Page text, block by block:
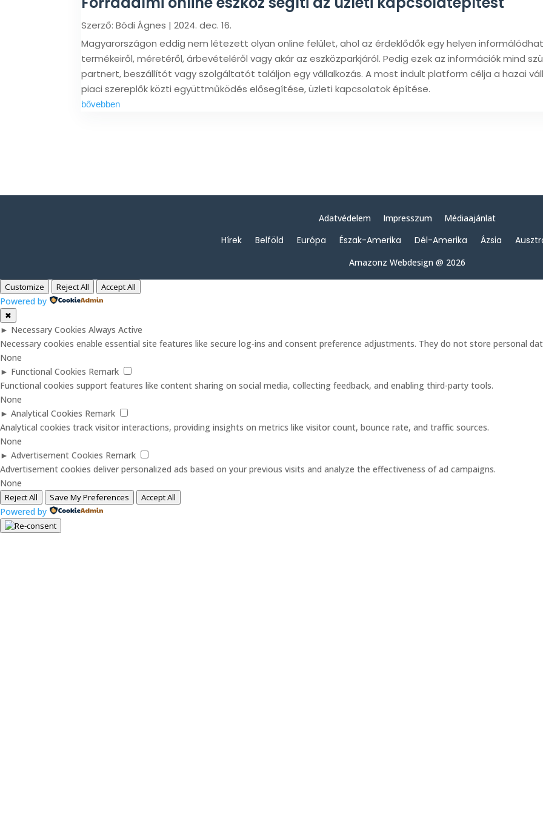
Szerző:Bódi Ágnes |2024. dec. 16.
Magyarországon eddig nem létezett olyan online felület, ahol az érdeklődők egy helyen
termékeiről, méretéről, árbevételéről vagy akár az eszközparkjáról. Pedig ezek az információk mind
partnert, beszállítót vagy szolgáltatót találjon egy vállalkozás. A most indult platform célja a hazai
piaci szereplők közti együttműködés elősegítése, üzleti kapcsolatok építése.
bővebben
Adatvédelem Impresszum Médiaajánlat
Hírek Belföld Európa Észak-Amerika Dél-Amerika Ázsia
Amazonz Webdesign @ 2026
Customize Reject All Accept All
Powered by
✖
► Necessary Cookies Always Active
Necessary cookies enable essential site features like secure log-ins and consent preference adjustments. They do not store personal
None
► Functional Cookies Remark
Functional cookies support features like content sharing on social media, collecting feedback, and enabling third-party tools.
None
► Analytical Cookies Remark
Analytical cookies track visitor interactions, providing insights on metrics like visitor count, bounce rate, and traffic sources.
None
► Advertisement Cookies Remark
Advertisement cookies deliver personalized ads based on your previous visits and analyze the effectiveness of ad campaigns.
None
Reject All Save My Preferences Accept All
Powered by